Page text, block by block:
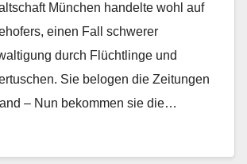
München handelte wohl auf
einen Fall schwerer
durch Flüchtlinge und
Sie belogen die Zeitungen
– Nun bekommen sie die…